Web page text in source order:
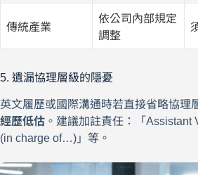
傳統產業
依公司內部規定
調整
5. 遺漏協理層級的隱憂
英文履歷或國際溝通時若直接省略協理
經歷低估 。建議加註責任：「Assistant
(in charge of…)」等。